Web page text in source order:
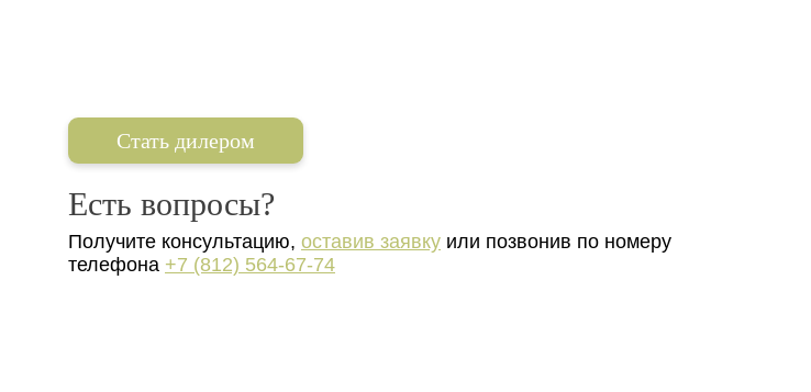
Стать дилером
Есть вопросы?
Получите консультацию, оставив заявку или позвонив по номеру
телефона +7 (812) 564-67-74